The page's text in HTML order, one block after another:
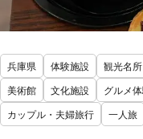
兵庫県 体験施設 観光名所
美術館
文化施設 グルメ
カップル・夫婦旅行
一人旅